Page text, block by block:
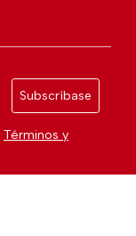
Subscríbase
Términos y